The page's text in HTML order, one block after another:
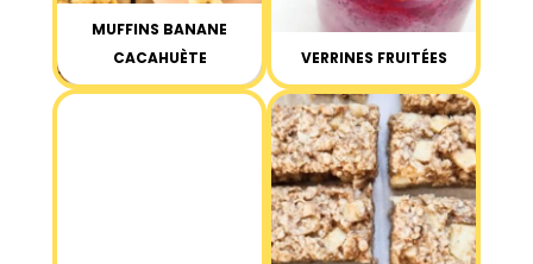
MUFFINS BANANE
CACAHUÈTE
VERRINES FRUITÉES